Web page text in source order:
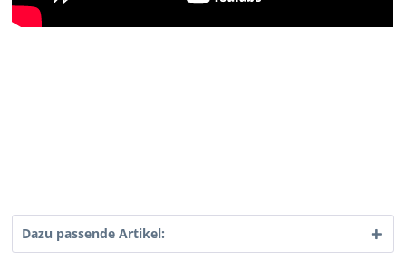
Dazu passende Artikel: